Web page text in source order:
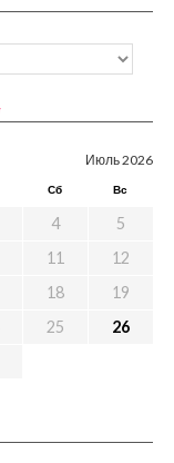
Июль 2026
Сб Вс
4
5
11
12
18
19
25
26